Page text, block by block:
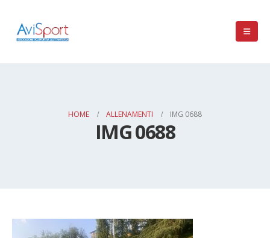
HOME ALLENAMENTI IMG 0688
IMG 0688